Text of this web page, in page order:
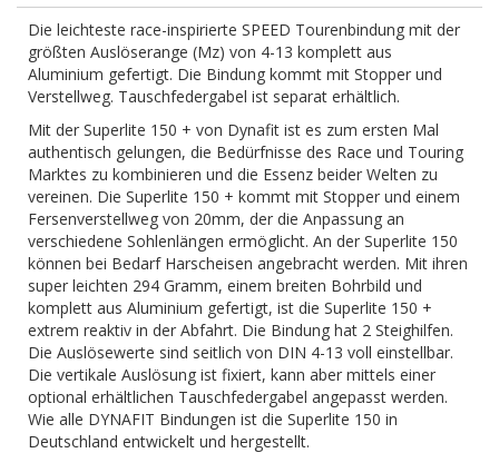
Die leichteste race-inspirierte SPEED Tourenbindung mit der
größten Auslöserange (Mz) von 4-13 komplett aus
Aluminium gefertigt. Die Bindung kommt mit Stopper und
Verstellweg. Tauschfedergabel ist separat erhältlich.
Mit der Superlite 150 + von Dynafit ist es zum ersten Mal
authentisch gelungen, die Bedürfnisse des Race und Touring
Marktes zu kombinieren und die Essenz beider Welten zu
vereinen. Die Superlite 150 + kommt mit Stopper und einem
Fersenverstellweg von 20mm, der die Anpassung an
verschiedene Sohlenlängen ermöglicht. An der Superlite 150
können bei Bedarf Harscheisen angebracht werden. Mit ihren
super leichten 294 Gramm, einem breiten Bohrbild und
komplett aus Aluminium gefertigt, ist die Superlite 150 +
extrem reaktiv in der Abfahrt. Die Bindung hat 2 Steighilfen.
Die Auslösewerte sind seitlich von DIN 4-13 voll einstellbar.
Die vertikale Auslösung ist fixiert, kann aber mittels einer
optional erhältlichen Tauschfedergabel angepasst werden.
Wie alle DYNAFIT Bindungen ist die Superlite 150 in
Deutschland entwickelt und hergestellt.